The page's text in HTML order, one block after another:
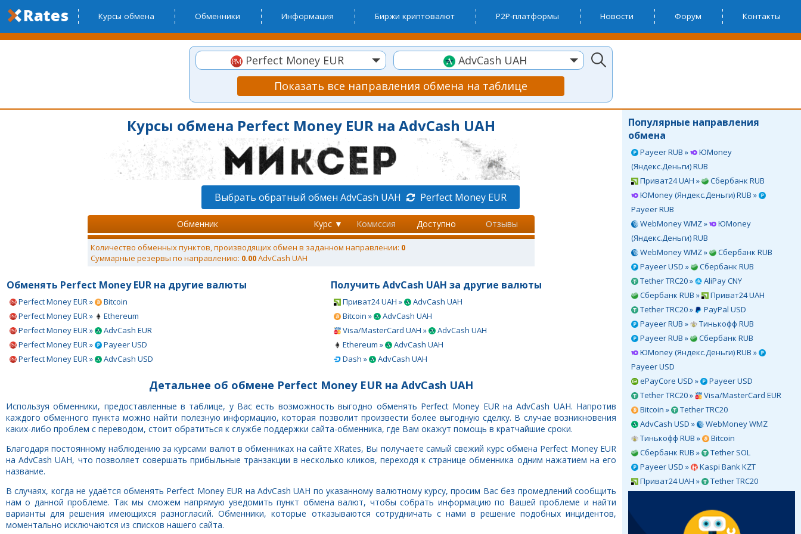
Курсы обмена Обменники Информация Биржи криптовалют P2P-платформы Новости Форум Контакты
Perfect Money EUR
AdvCash UAH
Показать все направления обмена на таблице
Популярные направления
обмена
Payeer RUB »
ЮMoney
(Яндекс.Деньги) RUB
Приват24 UAH »
Сбербанк RUB
ЮMoney (Яндекс.Деньги) RUB »
Payeer RUB
WebMoney WMZ »
ЮMoney
(Яндекс.Деньги) RUB
WebMoney WMZ »
Сбербанк RUB
Payeer USD »
Сбербанк RUB
Tether TRC20 »
AliPay CNY
Сбербанк RUB »
Приват24 UAH
Tether TRC20 »
PayPal USD
Payeer RUB »
Тинькофф RUB
Payeer RUB »
Сбербанк RUB
ЮMoney (Яндекс.Деньги) RUB »
Payeer USD
ePayCore USD »
Payeer USD
Tether TRC20 »
Visa/MasterCard EUR
Bitcoin »
Tether TRC20
AdvCash USD »
WebMoney WMZ
Тинькофф RUB »
Bitcoin
Сбербанк RUB »
Tether SOL
Payeer USD »
Kaspi Bank KZT
Приват24 UAH »
Tether TRC20
Курсы обмена Perfect Money EUR на AdvCash UAH
Выбрать обратный обмен AdvCash UAH Perfect Money EUR
Обменник Курс ▼ Комиссия Доступно Отзывы
Количество обменных пунктов, производящих обмен в заданном направлении: 0
Суммарные резервы по направлению: 0.00AdvCash UAH
Обменять Perfect Money EUR на другие валюты
Perfect Money EUR »
Bitcoin
Perfect Money EUR »
Ethereum
Perfect Money EUR »
AdvCash EUR
Perfect Money EUR »
Payeer USD
Perfect Money EUR »
AdvCash USD
Получить AdvCash UAH за другие валюты
Приват24 UAH »
AdvCash UAH
Bitcoin »
AdvCash UAH
Visa/MasterCard UAH »
AdvCash UAH
Ethereum »
AdvCash UAH
Dash »
AdvCash UAH
Детальнее об обмене Perfect Money EUR на AdvCash UAH
Используя обменники, предоставленные в таблице, у Вас есть возможность выгодно обменять Perfect Money EUR на AdvCash UAH. Напротив
каждого обменного пункта можно найти полезную информацию, которая позволит произвести более выгодную сделку. В случае возникновения
каких-либо проблем с переводом, стоит обратиться к службе поддержки сайта-обменника, где Вам окажут помощь в кратчайшие сроки.
Благодаря постоянному наблюдению за курсами валют в обменниках на сайте XRates, Вы получаете самый свежий курс обмена Perfect Money EUR
на AdvCash UAH, что позволяет совершать прибыльные транзакции в несколько кликов, переходя к странице обменника одним нажатием на его
название.
В случаях, когда не удаётся обменять Perfect Money EUR на AdvCash UAH по указанному валютному курсу, просим Вас без промедлений сообщить
нам о данной проблеме. Так мы сможем напрямую уведомить пункт обмена валют, чтобы собрать информацию по Вашей проблеме и найти
варианты для решения имеющихся разногласий. Обменники, которые отказываются сотрудничать с нами в решение подобных инцидентов,
моментально исключаются из списков нашего сайта.